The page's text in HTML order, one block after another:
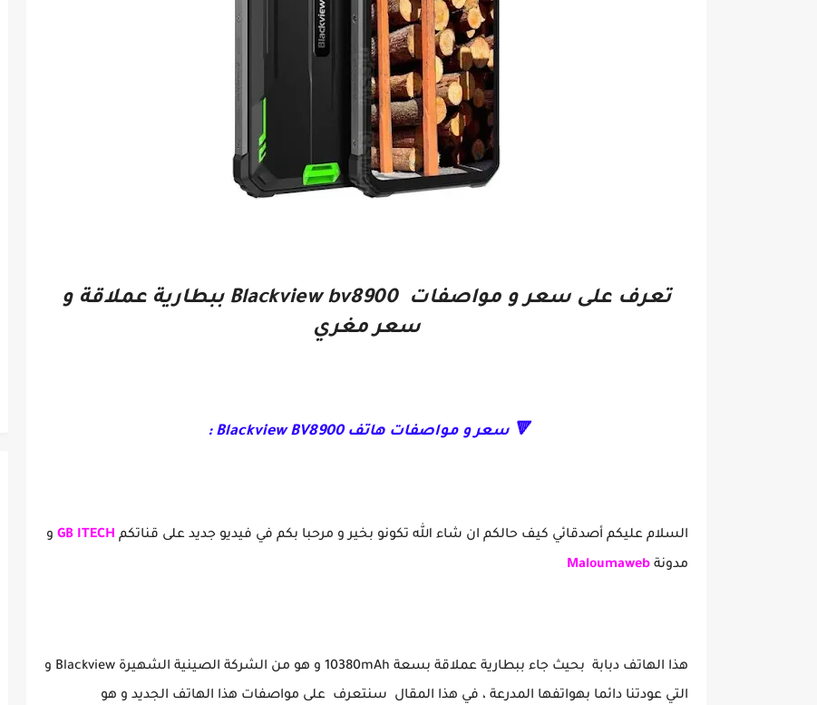
تعرف على سعر و مواصفات Blackview bv8900 ببطارية عملاقة و
سعر مغري
🔻 سعر و مواصفات هاتف Blackview BV8900 :
السلام عليكم أصدقائي كيف حالكم ان شاء الله تكونو بخير و مرحبا بكم في فيديو جديد على قناتكم GB ITECH و
مدونة Maloumaweb
هذا الهاتف دبابة بحيث جاء ببطارية عملاقة بسعة 10380mAh و هو من الشركة الصينية الشهيرة Blackview و
التي عودتنا دائما بهواتفها المدرعة ، في هذا المقال سنتعرف على مواصفات هذا الهاتف الجديد و هو